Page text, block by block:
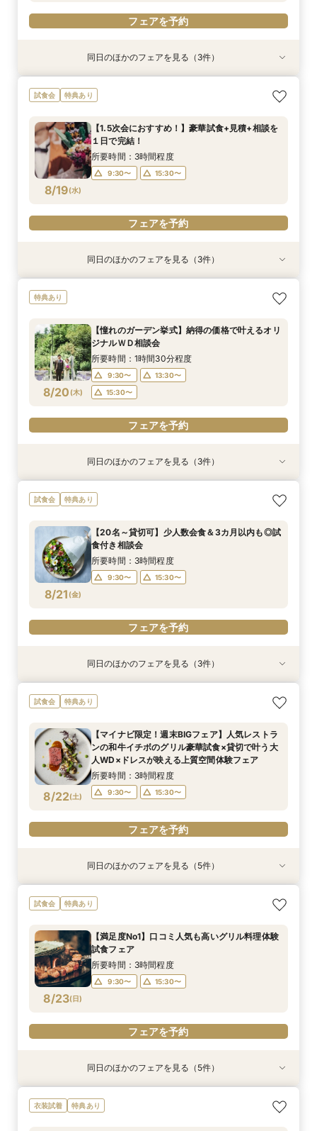
フェアを予約
特典あり
8/18(火)
【平日1組限定】ドレス試着付き！花嫁体験から
始める相談会フェア
10:00〜
15:30〜
特典あり
8/18(火)
【1.5次会におすすめ！】豪華試食+見積+相談を
１日で完結！
9:30〜
特典あり
8/18(火)
【20名～貸切可】少人数会食＆3カ月以内も◎試
食付き相談会
9:30〜
同日のほかのフェアを見る（3件）
試食会 特典あり
8/19(水)
【1.5次会におすすめ！】豪華試食+見積+相談を
１日で完結！
所要時間：3時間程度
9:30〜 15:30〜
フェアを予約
特典あり
8/19(水)
【平日1組限定】ドレス試着付き！花嫁体験から
10:00〜
13:30〜
15:30〜
フェアを予約
8/19(水)
【憧れのガーデン挙式】納得の価格で叶えるオリ
9:30〜
13:30〜
15:30〜
フェアを予約
8/19(水)
10:00〜
13:30〜
15:30〜
フェアを予約
同日のほかのフェアを見る（3件）
特典あり
8/20 (木)
【憧れのガーデン挙式】納得の価格で叶えるオリ
ジナルＷＤ相談会
所要時間：1時間30分程度
9:30〜
13:30〜
15:30〜
フェアを予約
特典あり
8/20( 木)
【初めての見学限定！】10大特典付＆イチボ試食
＆5千円ギフト
9:30〜
特典あり
8/20( 木)
【平日1組限定】ドレス試着付き！花嫁体験から
始める相談会フェア
10:00〜
15:30〜
特典あり
8/20( 木)
【20名～貸切可】少人数会食＆3カ月以内も◎試
食付き相談会
9:30〜
同日のほかのフェアを見る（3件）
試食会 特典あり
8/21 (金)
【20名～貸切可】少人数会食＆3カ月以内も◎試
食付き相談会
所要時間：3時間程度
9:30〜 15:30〜
フェアを予約
特典あり
8/21(金)
【平日1組限定】ドレス試着付き！花嫁体験から
始める相談会フェア
10:00〜
13:30〜
15:30〜
フェアを予約
8/21(金)
【憧れのガーデン挙式】納得の価格で叶えるオリ
ジナルＷＤ相談会
9:30〜
13:30〜
15:30〜
フェアを予約
特典あり
8/21(金)
【1.5次会におすすめ！】豪華試食+見積+相談を
１日で完結！
9:30〜 15:30〜
フェアを予約
同日のほかのフェアを見る（3件）
試食会 特典あり
8/22(土)
【マイナビ限定！週末BIGフェア】人気レストラ
ンの和牛イチボのグリル豪華試食×貸切で叶う大
人WD×ドレスが映える上質空間体験フェア
所要時間：3時間程度
9:30〜 15:30〜
フェアを予約
特典あり
8/22(土)
【初めての見学限定！】10大特典付＆イチボ試食
＆5千円ギフト
9:30〜
特典あり
8/22(土)
【1.5次会におすすめ！】豪華試食+見積+相談を
１日で完結！
9:30〜
8/22(土)
【60分クイック相談会】結婚式準備が丸わか
り！試食チケット付
10:00〜
15:30〜
特典あり
8/22(土)
【20名～貸切可】少人数会食＆3カ月以内も◎試
食付き相談会
9:30〜
特典あり
8/22(土)
【満足度No1】口コミ人気も高いグリル料理体験
試食フェア
9:30〜
同日のほかのフェアを見る（5件）
試食会 特典あり
8/23(日)
【満足度No1】口コミ人気も高いグリル料理体験
試食フェア
所要時間：3時間程度
9:30〜 15:30〜
フェアを予約
特典あり
【初めての見学限定！】10大特典付＆イチボ試食
＆5千円ギフト
【憧れのガーデン挙式】納得の価格で叶えるオリ
ジナルＷＤ相談会
特典あり
【1.5次会におすすめ！】豪華試食+見積+相談を
１日で完結！
【60分クイック相談会】結婚式準備が丸わか
り！試食チケット付
特典あり
【20名～貸切可】少人数会食＆3カ月以内も◎試
食付き相談会
同日のほかのフェアを見る（5件）
衣装試着 特典あり